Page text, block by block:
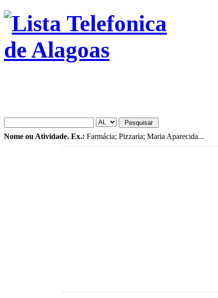
Nome ou Atividade. Ex.: Farmácia; Pizzaria; Maria Aparecida...